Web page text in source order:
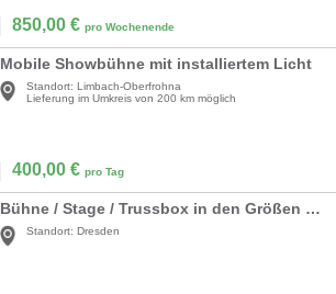
850,00 € pro Wochenende
Mobile Showbühne mit installiertem Licht
Standort: Limbach-Oberfrohna
Lieferung im Umkreis von 200 km möglich
400,00 € pro Tag
Bühne / Stage / Trussbox in den Größen 6x4m / 6x6m / 8x6m oder Sonderkonstruktion für Konzerte
Standort: Dresden